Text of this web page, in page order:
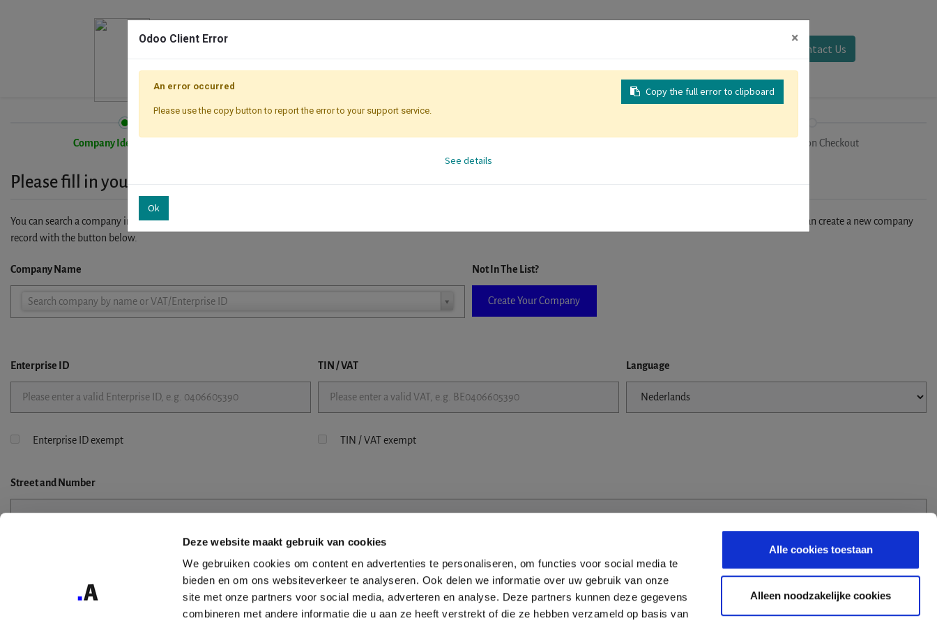
Deze website maakt gebruik van cookies
We gebruiken cookies om content en advertenties te personaliseren, om functies voor social media te
bieden en om ons websiteverkeer te analyseren. Ook delen we informatie over uw gebruik van onze
site met onze partners voor social media, adverteren en analyse. Deze partners kunnen deze gegevens
combineren met andere informatie die u aan ze heeft verstrekt of die ze hebben verzameld op basis van
Alle cookies toestaan
Alleen noodzakelijke cookies
Contact Us
Company Identification Registration Checkout
Please fill in your company details
You can search a company in our database by name, VAT or enterprise ID. When a company is selected it will auto-complete the form. If you don't find your company in our database, you can create a new company
record with the button below.
Company Name
Search company by name or VAT/Enterprise ID
Company
Not In The List?
Create Your Company
Enterprise ID TIN / VAT Language
Enterprise ID exempt TIN / VAT exempt
Streetand Number
Odoo Client Error ×
Copy the full error to clipboard
An error occurred
Please use the copy button to report the error to your support service.
See details
Ok